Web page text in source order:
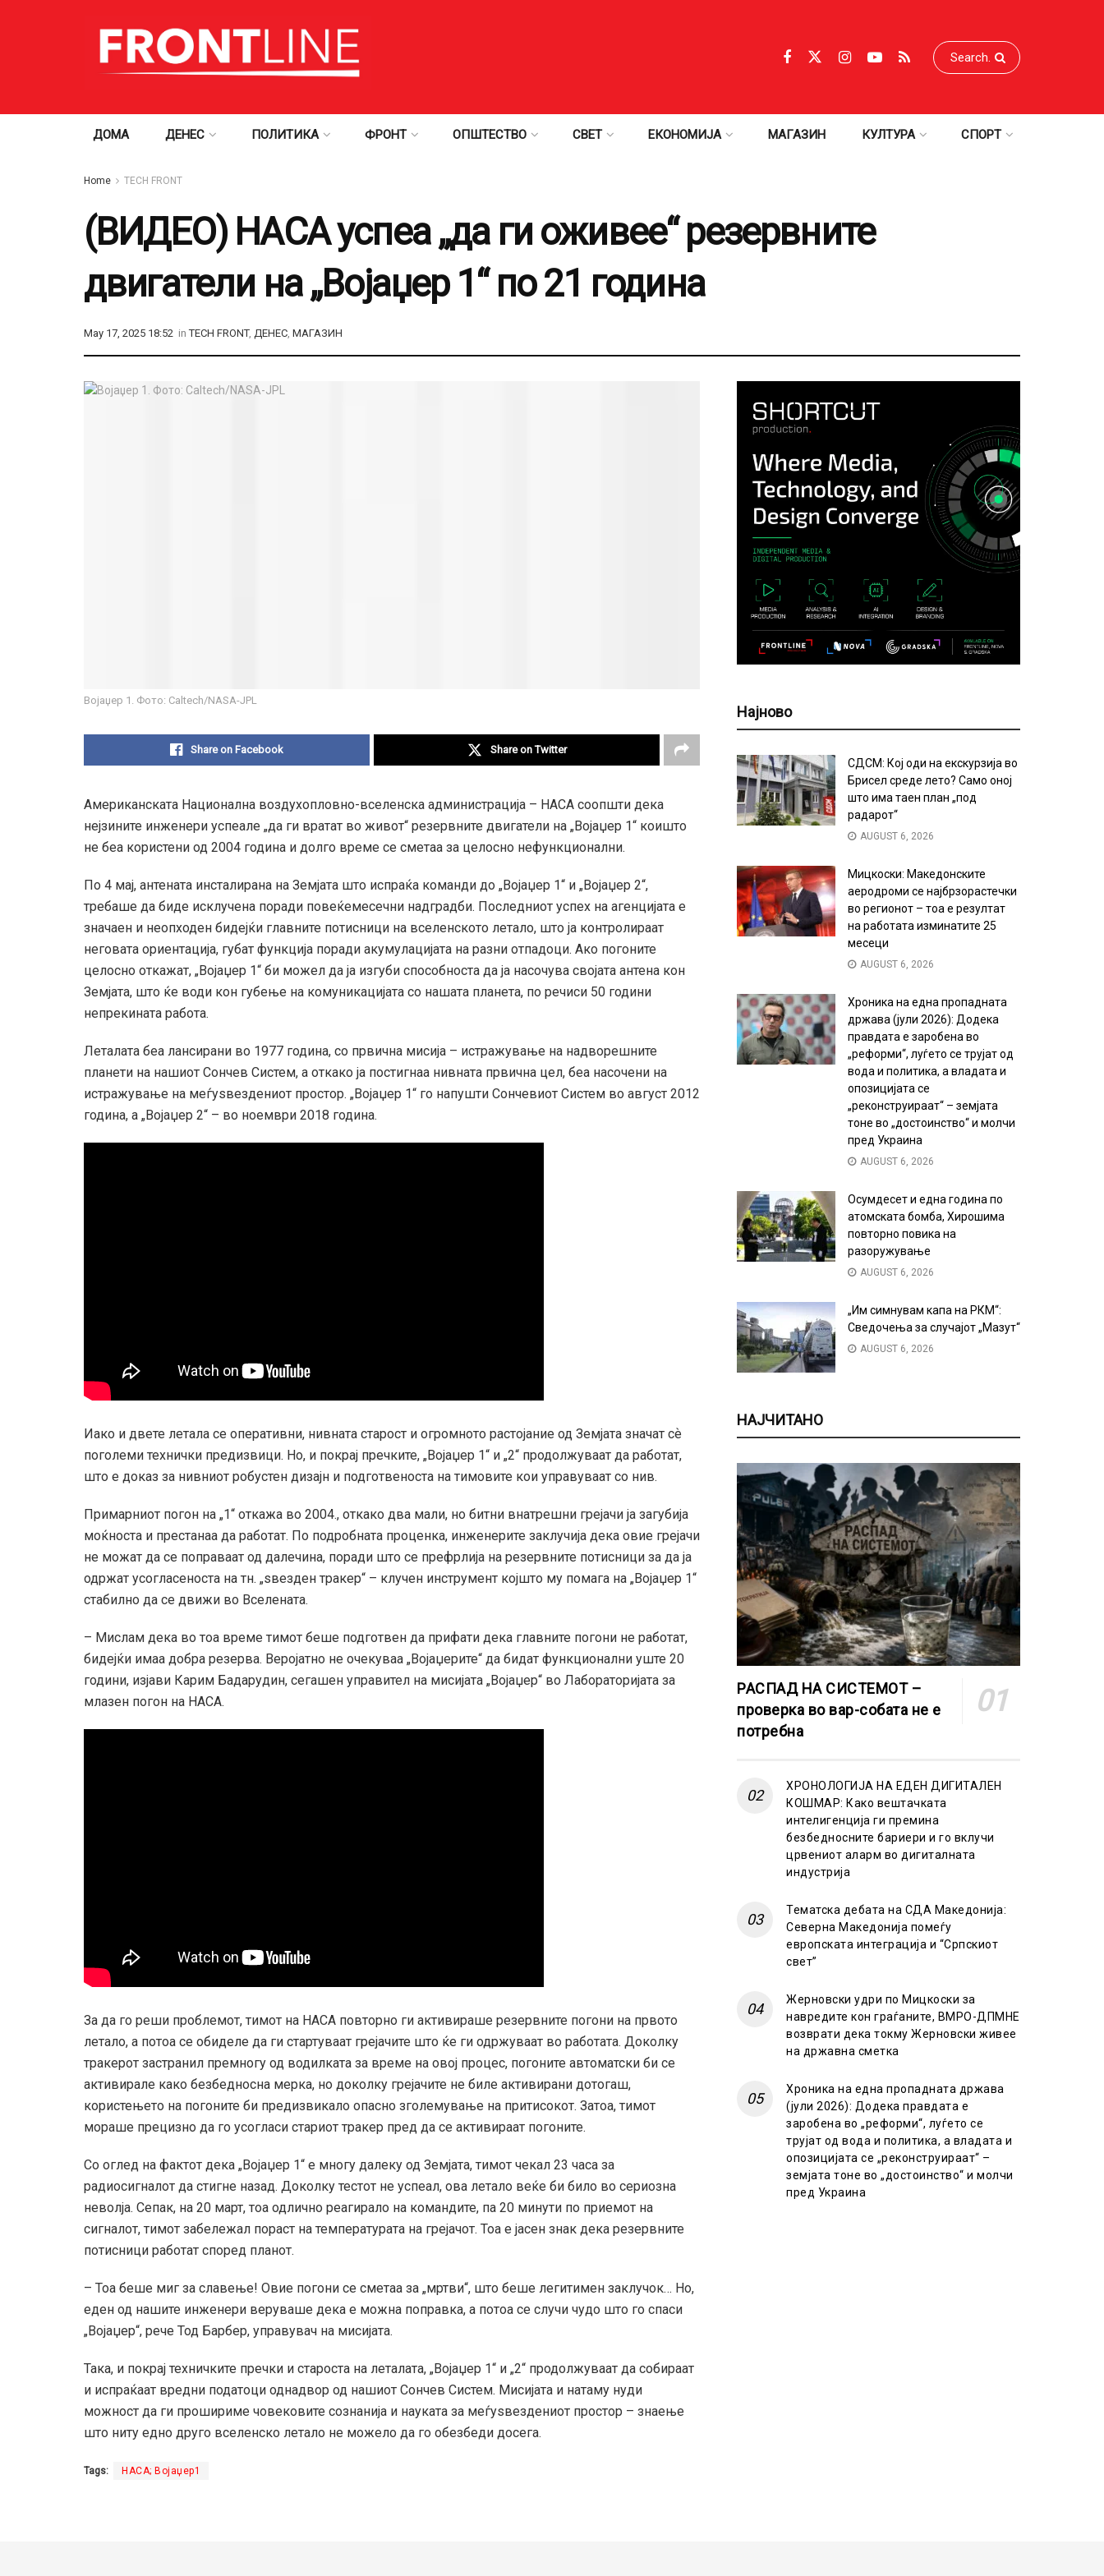
ДОМА ДЕНЕС ПОЛИТИКА ФРОНТ ОПШТЕСТВО СВЕТ ЕКОНОМИЈА МАГАЗИН КУЛТУРА СПОРТ
Home TECH FRONT
(ВИДЕО) НАСА успеа „да ги оживее“ резервните
двигатели на „Војаџер 1“ по 21 година
May 17, 2025 18:52 in TECH FRONT, ДЕНЕС, МАГАЗИН
Војаџер 1. Фото: Caltech/NASA-JPL
Share on Facebook Share on Twitter
Американската Национална воздухопловно-вселенска администрација – НАСА соопшти дека
нејзините инженери успеале „да ги вратат во живот“ резервните двигатели на „Војаџер 1“ коишто
не беа користени од 2004 година и долго време се сметаа за целосно нефункционални.
По 4 мај, антената инсталирана на Земјата што испраќа команди до „Војаџер 1“ и „Војаџер 2“,
требаше да биде исклучена поради повеќемесечни надградби. Последниот успех на агенцијата е
значаен и неопходен бидејќи главните потисници на вселенското летало, што ја контролираат
неговата ориентација, губат функција поради акумулацијата на разни отпадоци. Ако погоните
целосно откажат, „Војаџер 1“ би можел да ја изгуби способноста да ја насочува својата антена кон
Земјата, што ќе води кон губење на комуникацијата со нашата планета, по речиси 50 години
непрекината работа.
Леталата беа лансирани во 1977 година, со првична мисија – истражување на надворешните
планети на нашиот Сончев Систем, а откако ја постигнаа нивната првична цел, беа насочени на
истражување на меѓуѕвездениот простор. „Војаџер 1“ го напушти Сончевиот Систем во август 2012
година, а „Војаџер 2“ – во ноември 2018 година.
Иако и двете летала се оперативни, нивната старост и огромното растојание од Земјата значат сѐ
поголеми технички предизвици. Но, и покрај пречките, „Војаџер 1“ и „2“ продолжуваат да работат,
што е доказ за нивниот робустен дизајн и подготвеноста на тимовите кои управуваат со нив.
Примарниот погон на „1“ откажа во 2004., откако два мали, но битни внатрешни грејачи ја загубија
моќноста и престанаа да работат. По подробната проценка, инженерите заклучија дека овие грејачи
не можат да се поправаат од далечина, поради што се префрлија на резервните потисници за да ја
одржат усогласеноста на тн. „ѕвезден тракер“ – клучен инструмент којшто му помага на „Војаџер 1“
стабилно да се движи во Вселената.
– Мислам дека во тоа време тимот беше подготвен да прифати дека главните погони не работат,
бидејќи имаа добра резерва. Веројатно не очекуваа „Војаџерите“ да бидат функционални уште 20
години, изјави Карим Бадарудин, сегашен управител на мисијата „Војаџер“ во Лабораторијата за
млазен погон на НАСА.
За да го реши проблемот, тимот на НАСА повторно ги активираше резервните погони на првото
летало, а потоа се обиделе да ги стартуваат грејачите што ќе ги одржуваат во работата. Доколку
тракерот застранил премногу од водилката за време на овој процес, погоните автоматски би се
активирале како безбедносна мерка, но доколку грејачите не биле активирани дотогаш,
користењето на погоните би предизвикало опасно зголемување на притисокот. Затоа, тимот
мораше прецизно да го усогласи стариот тракер пред да се активираат погоните.
Со оглед на фактот дека „Војаџер 1“ е многу далеку од Земјата, тимот чекал 23 часа за
радиосигналот да стигне назад. Доколку тестот не успеал, ова летало веќе би било во сериозна
неволја. Сепак, на 20 март, тоа одлично реагирало на командите, па 20 минути по приемот на
сигналот, тимот забележал пораст на температурата на грејачот. Тоа е јасен знак дека резервните
потисници работат според планот.
– Тоа беше миг за славење! Овие погони се сметаа за „мртви“, што беше легитимен заклучок… Но,
еден од нашите инженери веруваше дека е можна поправка, а потоа се случи чудо што го спаси
„Војаџер“, рече Тод Барбер, управувач на мисијата.
Така, и покрај техничките пречки и староста на леталата, „Војаџер 1“ и „2“ продолжуваат да собираат
и испраќаат вредни податоци однадвор од нашиот Сончев Систем. Мисијата и натаму нуди
можност да ги прошириме човековите сознанија и науката за меѓуѕвездениот простор – знаење
што ниту едно друго вселенско летало не можело да го обезбеди досега.
Tags: НАСА; Војаџер1
Најново
СДСМ: Кој оди на екскурзија во
Брисел среде лето? Само оној
што има таен план „под
радарот“
AUGUST 6, 2026
Мицкоски: Македонските
аеродроми се најбрзорастечки
во регионот – тоа е резултат
на работата изминатите 25
месеци
AUGUST 6, 2026
Хроника на една пропадната
држава (јули 2026): Додека
правдата е заробена во
„реформи“, луѓето се трујат од
вода и политика, а владата и
опозицијата се
„реконструираат“ – земјата
тоне во „достоинство“ и молчи
пред Украина
AUGUST 6, 2026
Осумдесет и една година по
атомската бомба, Хирошима
повторно повика на
разоружување
AUGUST 6, 2026
„Им симнувам капа на РКМ“:
Сведочења за случајот „Мазут“
AUGUST 6, 2026
НАЈЧИТАНО
РАСПАД НА СИСТЕМОТ –
проверка во вар-собата не е
потребна
ХРОНОЛОГИЈА НА ЕДЕН ДИГИТАЛЕН
КОШМАР: Како вештачката
интелигенција ги премина
безбедносните бариери и го вклучи
црвениот аларм во дигиталната
индустрија
Тематска дебата на СДА Македонија:
Северна Македонија помеѓу
европската интеграција и “Српскиот
свет”
Жерновски удри по Мицкоски за
навредите кон граѓаните, ВМРО-ДПМНЕ
возврати дека токму Жерновски живее
на државна сметка
Хроника на една пропадната држава
(јули 2026): Додека правдата е
заробена во „реформи“, луѓето се
трујат од вода и политика, а владата и
опозицијата се „реконструираат“ –
земјата тоне во „достоинство“ и молчи
пред Украина